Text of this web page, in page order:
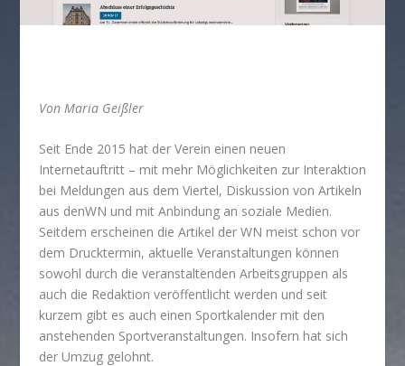
Von Maria Geißler
Seit Ende 2015 hat der Verein einen neuen
Internetauftritt – mit mehr Möglichkeiten zur Interaktion
bei Meldungen aus dem Viertel, Diskussion von Artikeln
aus denWN und mit Anbindung an soziale Medien.
Seitdem erscheinen die Artikel der WN meist schon vor
dem Drucktermin, aktuelle Veranstaltungen können
sowohl durch die veranstaltenden Arbeitsgruppen als
auch die Redaktion veröffentlicht werden und seit
kurzem gibt es auch einen Sportkalender mit den
anstehenden Sportveranstaltungen. Insofern hat sich
der Umzug gelohnt.